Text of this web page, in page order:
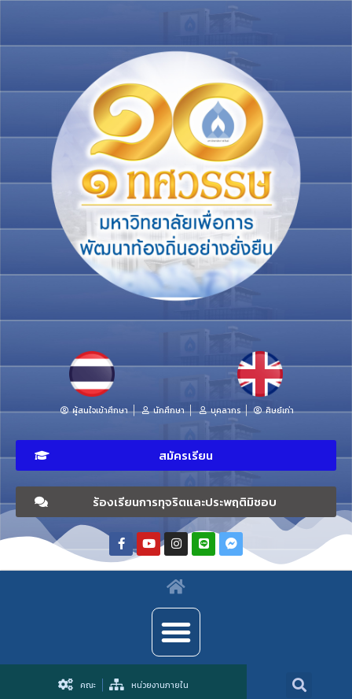
ผู้สนใจเข้าศึกษา นักศึกษา บุคลากร ศิษย์เก่า
สมัครเรียน
ร้องเรียนการทุจริตและประพฤติมิชอบ
คณะ หน่วยงานภายใน